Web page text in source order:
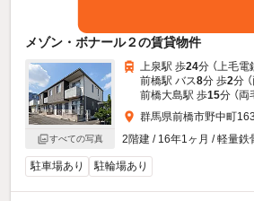
メゾン・ボナール２の賃貸物件
すべての写真
上泉駅 歩24分 （上毛電
前橋駅 バス8分 歩2分
前橋大島駅 歩15分 （両
群馬県前橋市野中町
2階建 / 16年1ヶ月 / 軽量鉄
駐車場あり 駐輪場あり